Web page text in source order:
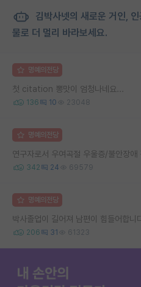
김박사넷의 새로운 거인,
물로 더 멀리 바라보세요.
명예의전당
첫 citation 뽕맛이 엄청나네요...
136 10 23048
명예의전당
연구자로서 우여곡절 우울증/불안장애
342 24 69579
명예의전당
박사졸업이 길어져 남편이 힘들어합
206 31 61323